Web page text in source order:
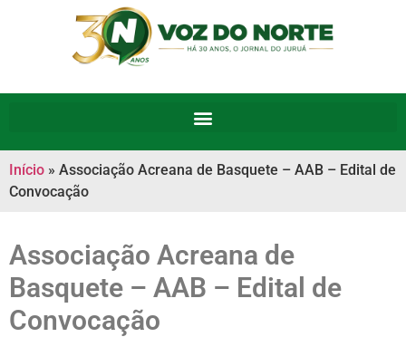
Início » Associação Acreana de Basquete – AAB – Edital de
Convocação
Associação Acreana de
Basquete – AAB – Edital de
Convocação